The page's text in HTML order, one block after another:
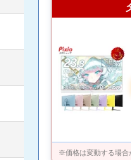
※価格は変動する場合